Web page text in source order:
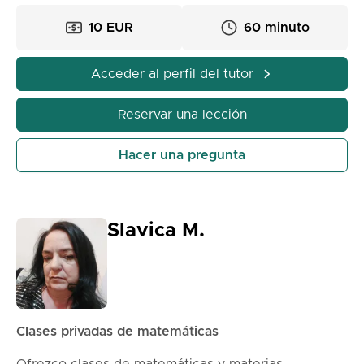
10 EUR 60 minuto
Acceder al perfil del tutor
Reservar una lección
Hacer una pregunta
Slavica M.
Clases privadas de matemáticas